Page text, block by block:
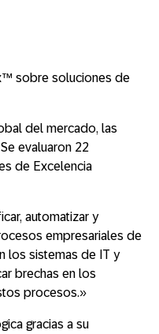
sobre soluciones de
del mercado, las
evaluaron 22
de Excelencia
automatizar y
empresariales de
los sistemas de IT y
brechas en los
procesos.»
gracias a su